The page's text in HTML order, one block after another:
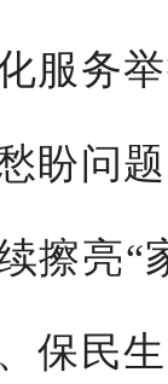
服务
盼问
擦亮“
保民